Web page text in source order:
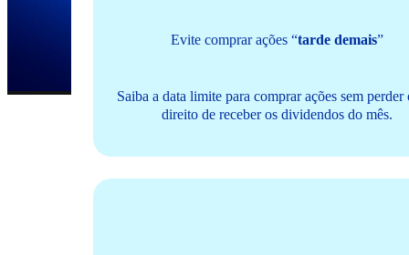
Evite comprar ações “tarde demais”
Saiba a data limite para comprar ações sem perder
direito de receber os dividendos do mês.